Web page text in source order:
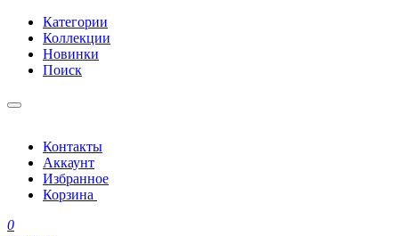
Категории
Коллекции
Новинки
Поиск
Контакты
Аккаунт
Избранное
Корзина
0